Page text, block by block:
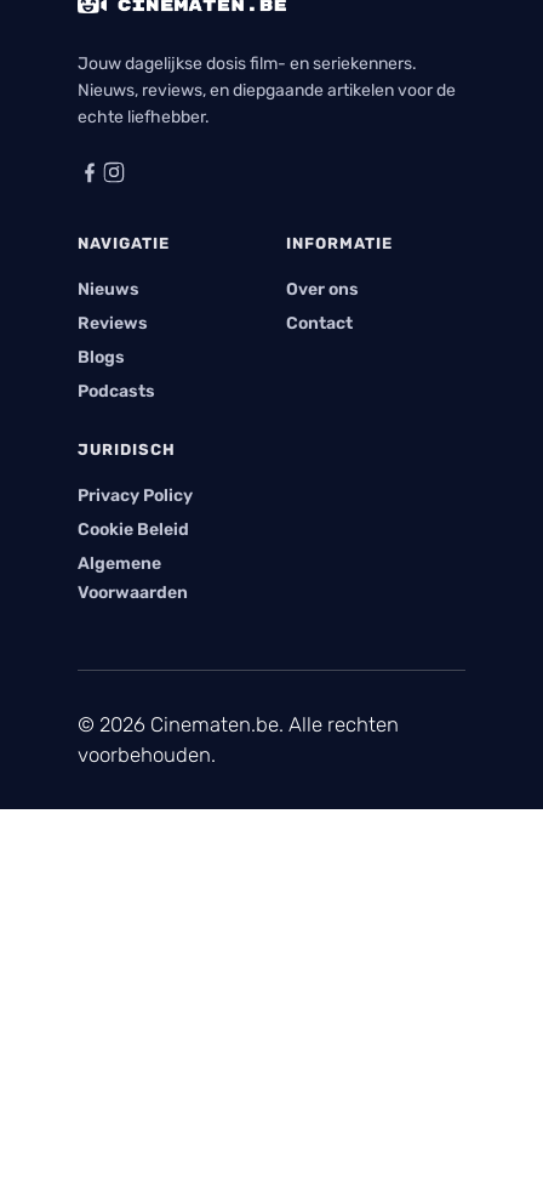
Jouw dagelijkse dosis film- en seriekenners.
Nieuws, reviews, en diepgaande artikelen voor de
echte liefhebber.
NAVIGATIE
Nieuws
Reviews
Blogs
Podcasts
INFORMATIE
Over ons
Contact
JURIDISCH
Privacy Policy
Cookie Beleid
Algemene
Voorwaarden
© 2026 Cinematen.be. Alle rechten
voorbehouden.